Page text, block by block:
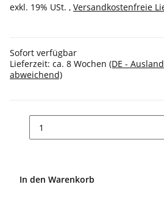
exkl. 19% USt. , Versandkostenfreie
Sofort verfügbar
Lieferzeit: ca. 8 Wochen (DE - Ausland
abweichend)
In den Warenkorb